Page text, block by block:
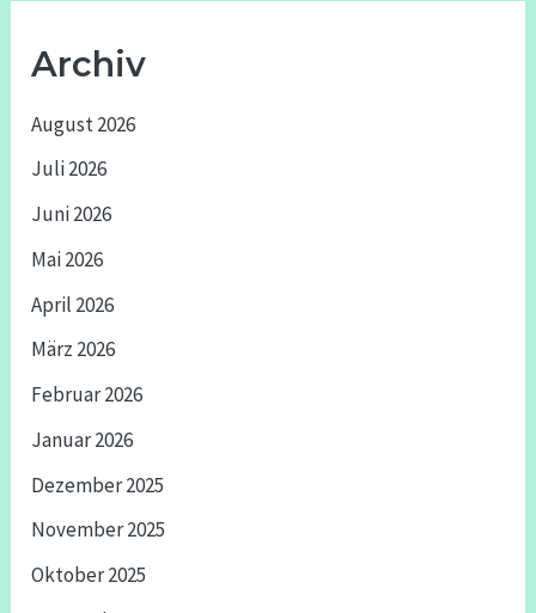
Archiv
August 2026
Juli 2026
Juni 2026
Mai 2026
April 2026
März 2026
Februar 2026
Januar 2026
Dezember 2025
November 2025
Oktober 2025